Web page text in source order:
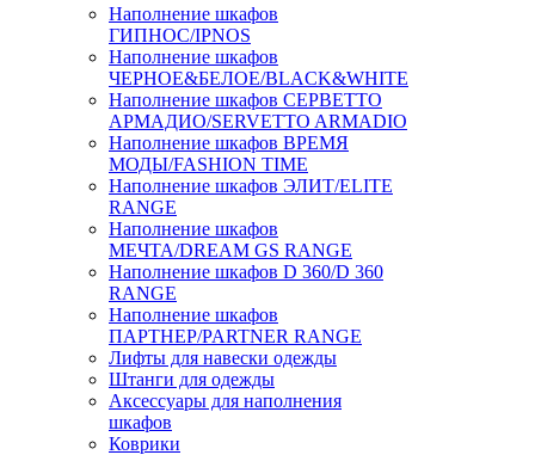
Наполнение шкафов
ГИПНОС/IPNOS
Наполнение шкафов
ЧЕРНОЕ&БЕЛОЕ/BLACK&WHITE
Наполнение шкафов СЕРВЕТТО
АРМАДИО/SERVETTO ARMADIO
Наполнение шкафов ВРЕМЯ
МОДЫ/FASHION TIME
Наполнение шкафов ЭЛИТ/ELITE
RANGE
Наполнение шкафов
МЕЧТА/DREAM GS RANGE
Наполнение шкафов D 360/D 360
RANGE
Наполнение шкафов
ПАРТНЕР/PARTNER RANGE
Лифты для навески одежды
Штанги для одежды
Аксессуары для наполнения
шкафов
Коврики